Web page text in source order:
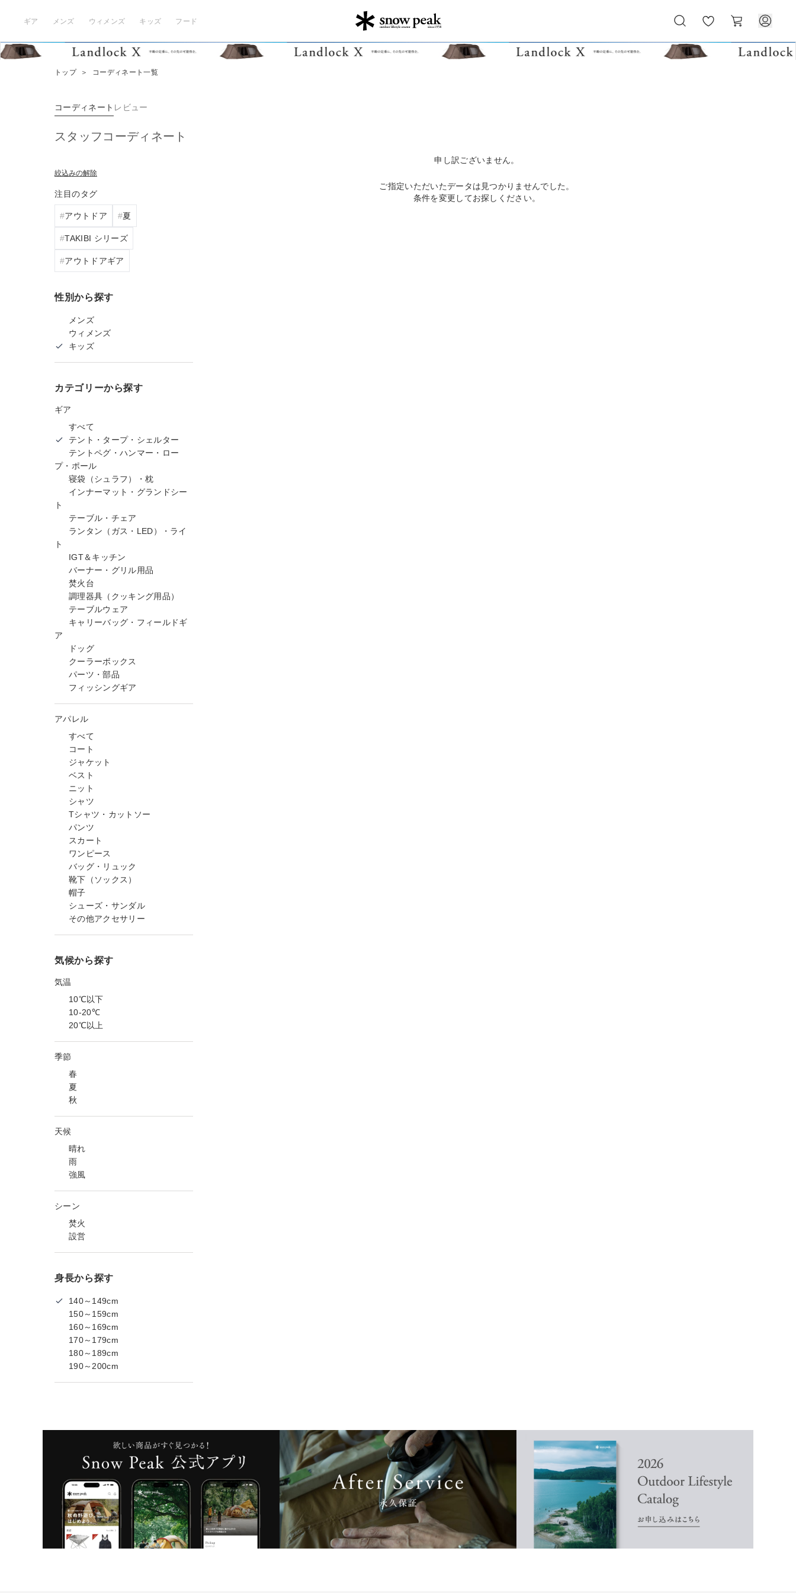
ギア メンズ ウィメンズ キッズ フード
気
に
ー
ト
トップ ＞ コーディネート一覧
コーディネート レビュー
スタッフコーディネート
絞込みの解除
注目のタグ
アウトドア 夏
TAKIBI シリーズ
アウトドアギア
性別から探す
メンズ
ウィメンズ
キッズ
カテゴリーから探す
ギア
すべて
テント・タープ・シェルター
テントペグ・ハンマー・ロー
プ・ポール
寝袋（シュラフ）・枕
インナーマット・グランドシー
ト
テーブル・チェア
ランタン（ガス・LED）・ライ
ト
IGT＆キッチン
バーナー・グリル用品
焚火台
調理器具（クッキング用品）
テーブルウェア
キャリーバッグ・フィールドギ
ア
ドッグ
クーラーボックス
パーツ・部品
フィッシングギア
アパレル
すべて
コート
ジャケット
ベスト
ニット
シャツ
Tシャツ・カットソー
パンツ
スカート
ワンピース
バッグ・リュック
靴下（ソックス）
帽子
シューズ・サンダル
その他アクセサリー
気候から探す
気温
10℃以下
10-20℃
20℃以上
季節
春
夏
秋
天候
晴れ
雨
強風
シーン
焚火
設営
身長から探す
140～149cm
150～159cm
160～169cm
170～179cm
180～189cm
190～200cm
申し訳ございません。
ご指定いただいたデータは見つかりませんでした。
条件を変更してお探しください。